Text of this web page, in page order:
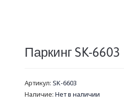
Паркинг SK-6603
Артикул: SK-6603
Наличие: Нет в наличии